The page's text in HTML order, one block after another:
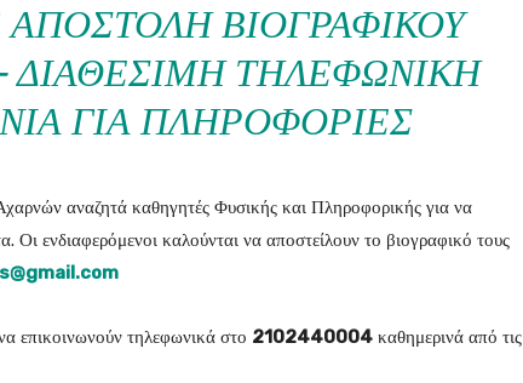
ΑΠΟΣΤΟΛΉ ΒΙΟΓΡΑΦΙΚΟΎ
ΔΙΑΘΈΣΙΜΗ ΤΗΛΕΦΩΝΙΚΉ
ΓΙΑ ΠΛΗΡΟΦΟΡΊΕΣ
αναζητά καθηγητές Φυσικής και Πληροφορικής για να
Οι ενδιαφερόμενοι καλούνται να αποστείλουν το βιογραφικό τους
επικοινωνούν τηλεφωνικά στο 2102440004 καθημερινά από τις